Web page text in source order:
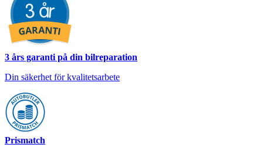
3 års garanti på din bilreparation
Din säkerhet för kvalitetsarbete
Prismatch